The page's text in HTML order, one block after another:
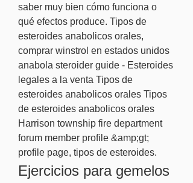
saber muy bien cómo funciona o
qué efectos produce. Tipos de
esteroides anabolicos orales,
comprar winstrol en estados unidos
anabola steroider guide - Esteroides
legales a la venta Tipos de
esteroides anabolicos orales Tipos
de esteroides anabolicos orales
Harrison township fire department
forum member profile &amp;gt;
profile page, tipos de esteroides.
Ejercicios para gemelos